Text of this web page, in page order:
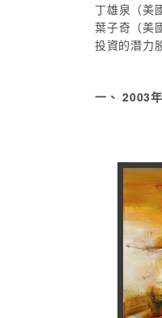
丁雄泉（美
葉子奇（美
投資的潛力
一、 2003